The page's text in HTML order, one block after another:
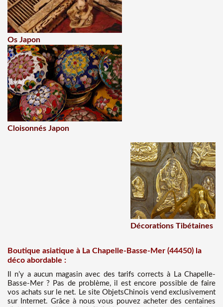
Os Japon
Cloisonnés Japon
Décorations Tibétaines
Boutique asiatique à La Chapelle-Basse-Mer (44450) la
déco abordable :
Il n’y a aucun magasin avec des tarifs corrects à La Chapelle-
Basse-Mer ? Pas de problème, il est encore possible de faire
vos achats sur le net. Le site ObjetsChinois vend exclusivement
sur Internet. Grâce à nous vous pouvez acheter des centaines